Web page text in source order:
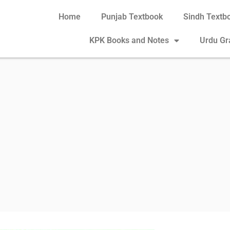
Home Punjab Textbook Sindh
KPK Books and Notes Urdu